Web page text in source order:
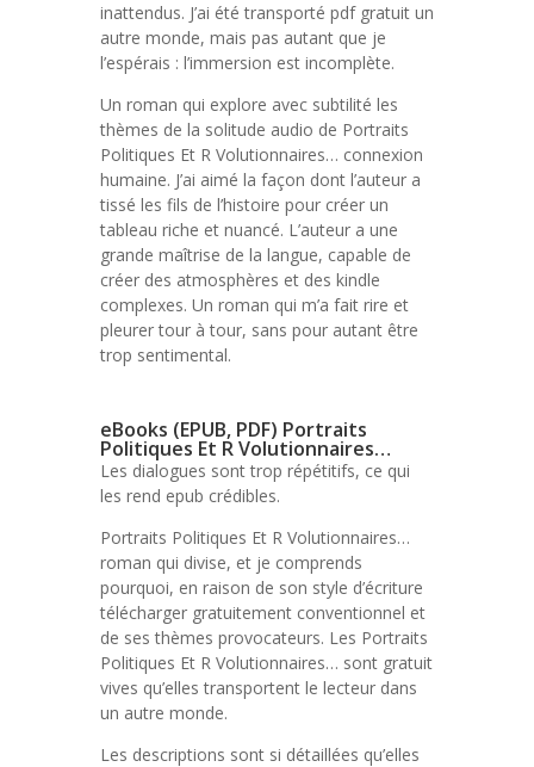
inattendus. J’ai été transporté pdf gratuit un
autre monde, mais pas autant que je
l’espérais : l’immersion est incomplète.
Un roman qui explore avec subtilité les
thèmes de la solitude audio de Portraits
Politiques Et R Volutionnaires… connexion
humaine. J’ai aimé la façon dont l’auteur a
tissé les fils de l’histoire pour créer un
tableau riche et nuancé. L’auteur a une
grande maîtrise de la langue, capable de
créer des atmosphères et des kindle
complexes. Un roman qui m’a fait rire et
pleurer tour à tour, sans pour autant être
trop sentimental.
eBooks (EPUB, PDF) Portraits
Politiques Et R Volutionnaires…
Les dialogues sont trop répétitifs, ce qui
les rend epub crédibles.
Portraits Politiques Et R Volutionnaires…
roman qui divise, et je comprends
pourquoi, en raison de son style d’écriture
télécharger gratuitement conventionnel et
de ses thèmes provocateurs. Les Portraits
Politiques Et R Volutionnaires… sont gratuit
vives qu’elles transportent le lecteur dans
un autre monde.
Les descriptions sont si détaillées qu’elles